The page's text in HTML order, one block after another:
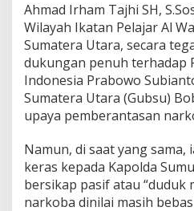
l
a
h
m
a
d
h
a
m
T
Ahmad Irham Tajhi SH,
Wilayah Ikatan Pelajar Al
Sumatera Utara, secara
dukungan penuh terhadap
Indonesia Prabowo
Sumatera Utara (Gubsu)
upaya pemberantasan
Namun, di saat yang
keras kepada Kapolda
bersikap pasif atau “duduk
narkoba dinilai masih